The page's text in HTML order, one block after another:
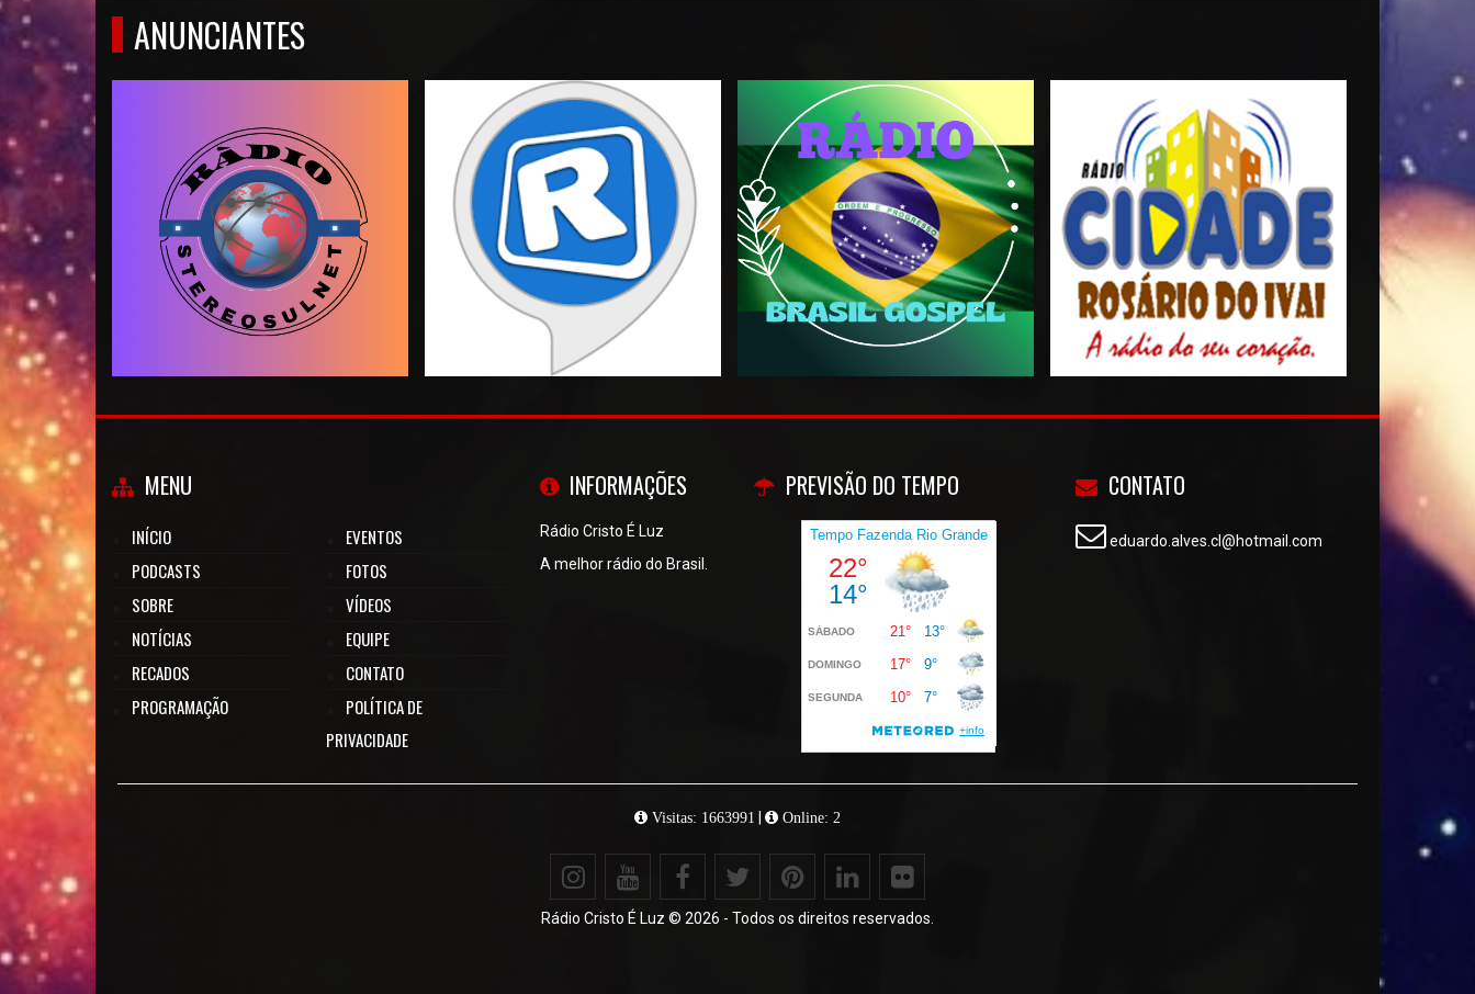
ANUNCIANTES
MENU
INÍCIO
PODCASTS
SOBRE
NOTÍCIAS
RECADOS
PROGRAMAÇÃO
EVENTOS
FOTOS
VÍDEOS
EQUIPE
CONTATO
POLÍTICA DE
PRIVACIDADE
INFORMAÇÕES
Rádio Cristo É Luz
A melhor rádio do Brasil.
PREVISÃO DO TEMPO CONTATO
eduardo.alves.cl@hotmail.com
Visitas: 1663991 Online: 2
Rádio Cristo É Luz © 2026 - Todos os direitos reservados.